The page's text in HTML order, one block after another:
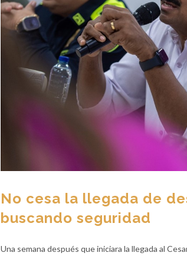
No cesa la llegada de
buscando seguridad
Una semana después que iniciara la llegada al